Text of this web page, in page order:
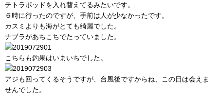
テトラポッドを入れ替えてるみたいです。
６時に行ったのですが、手前は人が少なかったです。
カスミよりも海がとても綺麗でした。
ナブラがあちこちでたっていました。
こちらも釣果はいまいちでした。
アジも回ってくるそうですが、台風後ですからね、この日は会えま
せんでした。